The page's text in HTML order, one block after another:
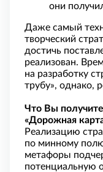
они
Даже самый
творческий
достичь
реализован.
на разработку
трубу», однако,
Что Вы
«Дорожная
Реализацию
по минному
метафоры
потенциальную